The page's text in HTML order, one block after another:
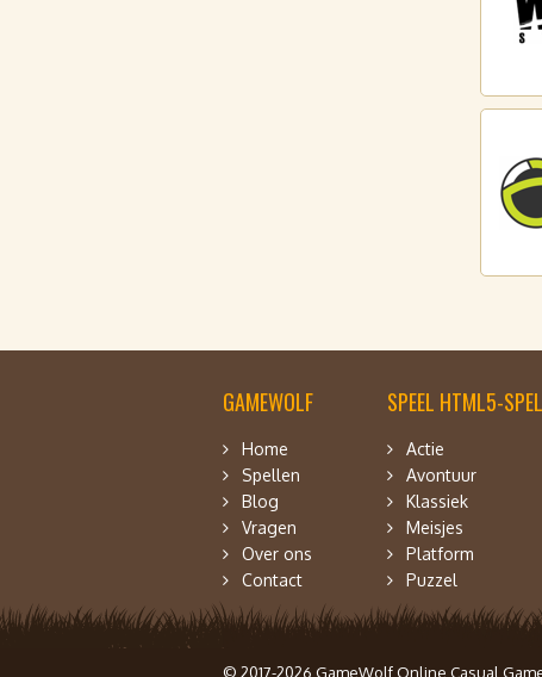
GAMEWOLF
Home
Spellen
Blog
Vragen
Over ons
Contact
SPEEL HTML5-
Actie
Avontuur
Klassiek
Meisjes
Platform
Puzzel
© 2017-2026 GameWolf Online Casual